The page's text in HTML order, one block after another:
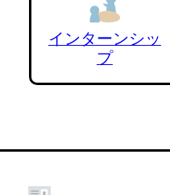
インターンシッ
プ